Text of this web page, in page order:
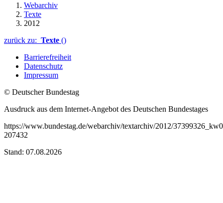
Webarchiv
Texte
2012
zurück zu: Texte ()
Barrierefreiheit
Datenschutz
Impressum
© Deutscher Bundestag
Ausdruck aus dem Internet-Angebot des Deutschen Bundestages
https://www.bundestag.de/webarchiv/textarchiv/2012/
207432
Stand: 07.08.2026